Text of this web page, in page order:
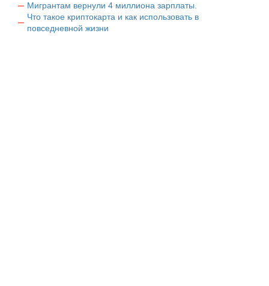
Мигрантам вернули 4 миллиона зарплаты.
Что такое криптокарта и как использовать в
повседневной жизни